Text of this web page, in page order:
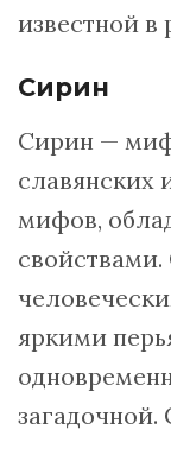
известной
Сирин
Сирин —
славянских
мифов,
свойствами.
яркими